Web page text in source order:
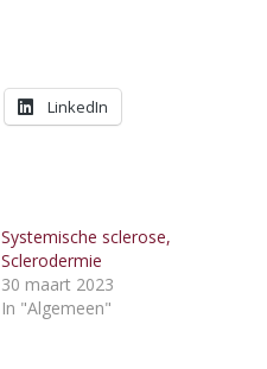
LinkedIn
Systemische sclerose,
Sclerodermie
30 maart 2023
In "Algemeen"